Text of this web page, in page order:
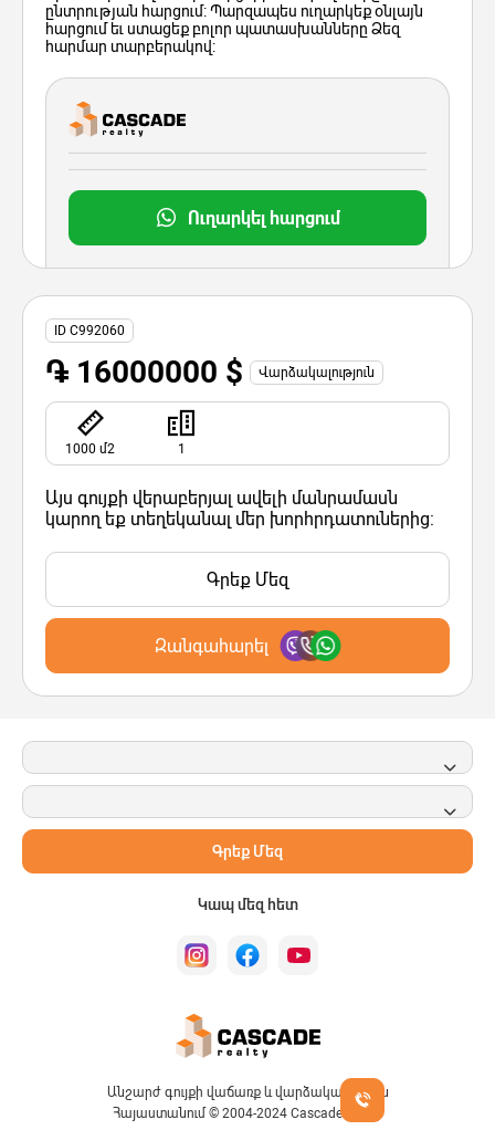
ընտրության հարցում: Պարզապես ուղարկեք օնլայն
հարցում եւ ստացեք բոլոր պատասխանները Ձեզ
հարմար տարբերակով:
Ուղարկել հարցում
ID C992060
֏ 16000000 $ Վարձակալություն
1000 մ2 1
Այս գույքի վերաբերյալ ավելի մանրամասն
կարող եք տեղեկանալ մեր խորհրդատուներից:
Գրեք Մեզ
Զանգահարել
Գրեք Մեզ
Կապ մեզ հետ
Անշարժ գույքի վաճառք և վարձակալություն
Հայաստանում © 2004-2024 Cascade Realty